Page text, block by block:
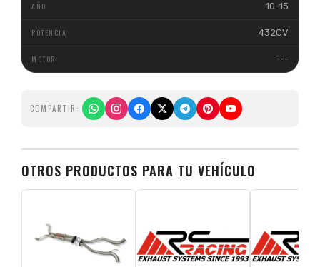
10-15
432CV
---
COMPARTIR:
OTROS PRODUCTOS PARA TU VEHÍCULO